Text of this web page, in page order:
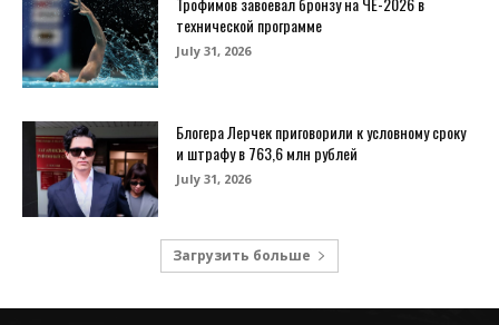
технической программе
July 31, 2026
Блогера Лерчек приговорили к условному сроку
и штрафу в 763,6 млн рублей
July 31, 2026
Загрузить больше